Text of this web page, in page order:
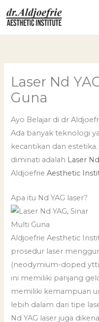
Skip
to
content
Laser Nd
Guna
Ayo Belajar di dr
Ada banyak teknologi
kecantikan dan
diminati adalah Laser
AldjoefrieAesthetic
Apa itu Nd YAG laser?
Aldjoefrie Aesthetic
prosedur laser
(neodymium-doped
ini memiliki panjang
memiliki kemampuan
lebih dalam dari tipe
Nd YAG laser juga